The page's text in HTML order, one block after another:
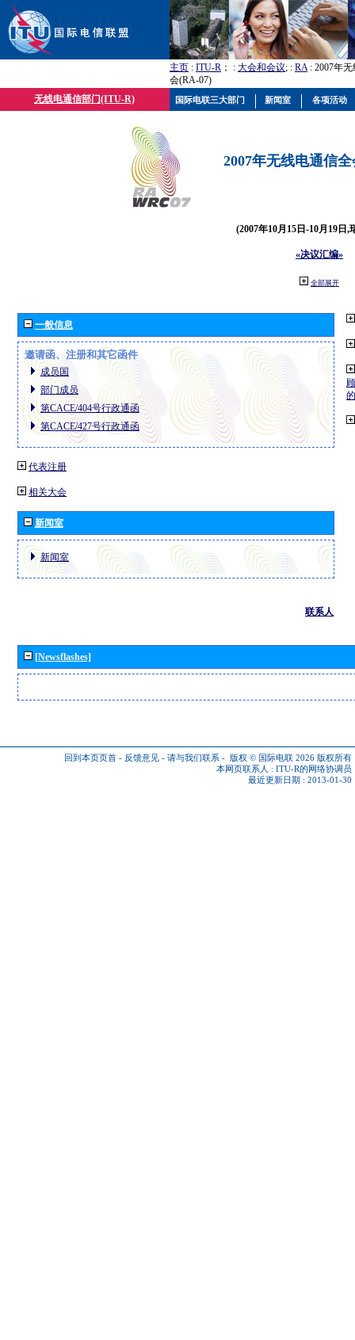
主页 : ITU-R ； : 大会和会议; : RA: 2007年
会(RA-07)
无线电通信部门(ITU-R)
2007年无线电通信
(2007年10月15日-10月19日,
«决议汇编»
全部展开
一般信息
邀请函、注册和其它函件
成员国
部门成员
第CACE/404号行政通函
第CACE/427号行政通函
代表注册
相关大会
新闻室
新闻室
联系人
[Newsflashes]
回到本页页首 - 反馈意见 - 请与我们联系 - 版权 © 国际电联 2026 版权所有
本网页联系人 : ITU-R的网络协调员
最近更新日期 : 2013-01-30
国际电联三大部门 新闻室 各项活动